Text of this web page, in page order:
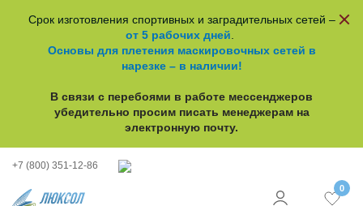
Срок изготовления спортивных и заградительных сетей –
от 5 рабочих дней
Основы для плетения маскировочных сетей в
нарезке – в наличии!
В связи с перебоями в работе мессенджеров
убедительно просим писать менеджерам на
электронную почту.
+7 (800) 351-12-86
0